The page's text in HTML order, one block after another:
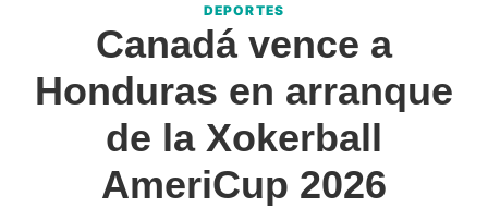
la
frontera
DEPORTES
Canadá vence a
Honduras en arranque
de la Xokerball
AmeriCup 2026